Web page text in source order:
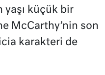
yaşı küçük bir
McCarthy’nin son
karakteri de